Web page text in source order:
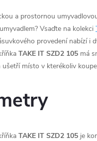
a prostornou
Vsaďte na kolekci
provedení nabízí i
TAKE IT SZD2 105 má
místo v kterékoliv
TAKE IT SZD2 105 je